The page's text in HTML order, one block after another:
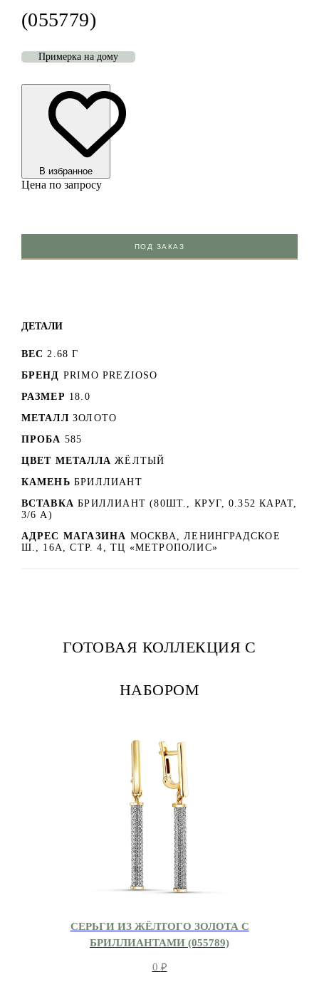
(055779)
Примерка на дому
В избранноe
Цена по запросу
ПОД ЗАКАЗ
ДЕТАЛИ
ВЕС 2.68 Г
БРЕНД PRIMO PREZIOSO
РАЗМЕР 18.0
МЕТАЛЛ ЗОЛОТО
ПРОБА 585
ЦВЕТ МЕТАЛЛА ЖЁЛТЫЙ
КАМЕНЬ БРИЛЛИАНТ
ВСТАВКА БРИЛЛИАНТ (80ШТ., КРУГ, 0.352 КАРАТ,
3/6 А)
АДРЕС МАГАЗИНА МОСКВА, ЛЕНИНГРАДСКОЕ
Ш., 16А, СТР. 4, ТЦ «МЕТРОПОЛИС»
ГОТОВАЯ КОЛЛЕКЦИЯ С
НАБОРОМ
СЕРЬГИ ИЗ ЖЁЛТОГО ЗОЛОТА С
БРИЛЛИАНТАМИ (055789)
0 ₽